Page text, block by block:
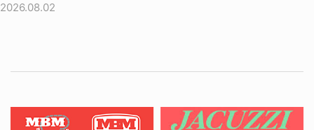
2026.08.02